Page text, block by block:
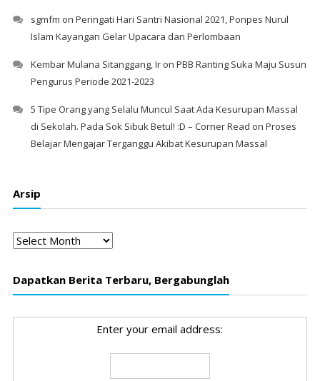
sgmfm on Peringati Hari Santri Nasional 2021, Ponpes Nurul
Islam Kayangan Gelar Upacara dan Perlombaan
Kembar Mulana Sitanggang, Iron PBB Ranting Suka Maju Susun
Pengurus Periode 2021-2023
5 Tipe Orang yang Selalu Muncul Saat Ada Kesurupan Massal
di Sekolah. Pada Sok Sibuk Betul! :D – Corner Read on Proses
Belajar Mengajar Terganggu Akibat Kesurupan Massal
Arsip
Arsip
Dapatkan Berita Terbaru, Bergabunglah
Enter your email address: